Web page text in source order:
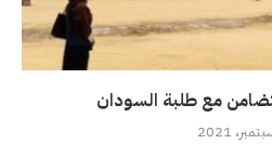
مع طلبة السودان